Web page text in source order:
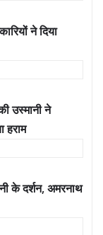
ने दिया
उस्मानी ने
हराम
के दर्शन, अमरनाथ